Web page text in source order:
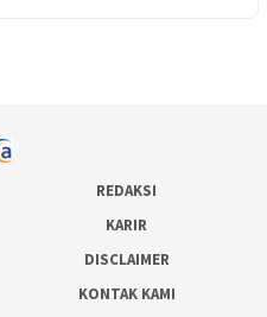
REDAKSI
KARIR
DISCLAIMER
KONTAK KAMI